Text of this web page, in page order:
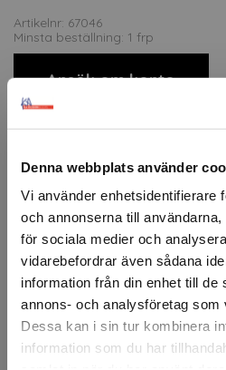
Denna webbplats använder
Vi använder enhetsidentifierare
och annonserna till
för sociala medier och
vidarebefordrar även sådana
information från din enhet till de
annons- och analysföretag som
Dessa kan i sin tur kombinera
information som du har
Artikelnr: 67046
Minsta beställning: 1 frp
Ansök om konto
Beskrivning
3M™ 34567 Torkduk300mm x
Starka torkdukar med utmärkt
att rengöra och avfetta bilplåt
och effektivt. Lämplig för
aluminium, plast, emalj och glas.
Utmärkt absorptionsförmåga
Behåller sin styrka både vått